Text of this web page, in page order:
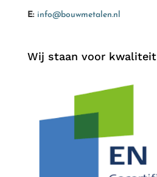
E: info@bouwmetalen.nl
Wij staan voor kwaliteit